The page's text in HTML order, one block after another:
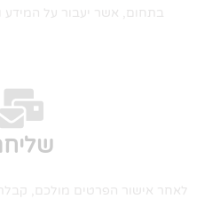
בתחום, אשר יעבור על המידע
לאחר אישור הפרטים מולכם,